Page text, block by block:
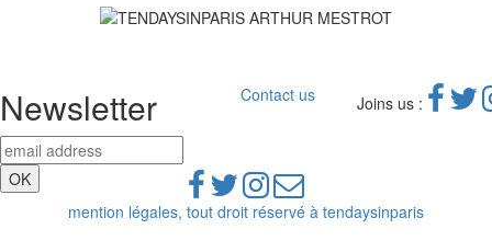
Newsletter Contact us Joins us :
mention légales, tout droit réservé à tendaysinparis